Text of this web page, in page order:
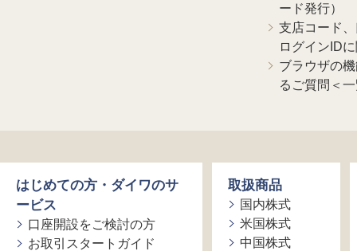
ード発行）
支店コード
ログインID
ブラウザの
るご質問＜
はじめての方・ダイワのサ
ービス
口座開設をご検討の方
お取引スタートガイド
取扱商品
国内株式
米国株式
中国株式